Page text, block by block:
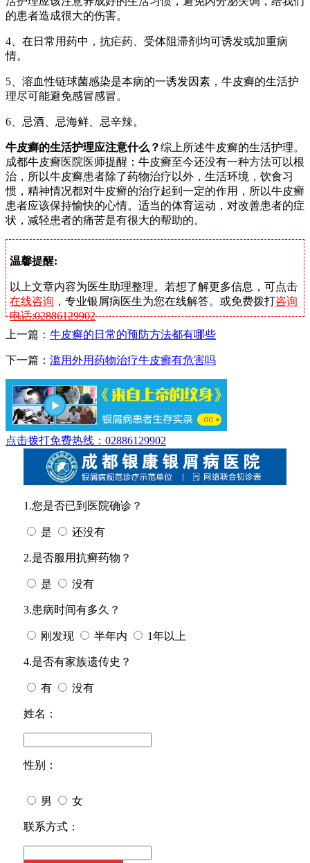
的患者造成很大的伤害。
4、在日常用药中，抗疟药、受体阻滞剂均可诱发或加重病
情。
5、溶血性链球菌感染是本病的一诱发因素，牛皮癣的生活护
理尽可能避免感冒感冒。
6、忌酒、忌海鲜、忌辛辣。
牛皮癣的生活护理应注意什么？综上所述牛皮癣的生活护理。
成都牛皮癣医院医师提醒：牛皮癣至今还没有一种方法可以根
治，所以牛皮癣患者除了药物治疗以外，生活环境，饮食习
惯，精神情况都对牛皮癣的治疗起到一定的作用，所以牛皮癣
患者应该保持愉快的心情。适当的体育运动，对改善患者的症
状，减轻患者的痛苦是有很大的帮助的。
温馨提醒:
以上文章内容为医生助理整理。若想了解更多信息，可点击
在线咨询 ，专业银屑病医生为您在线解答。或免费拨打咨询
电话:02886129902
上一篇： 牛皮癣的日常的预防方法都有哪些
下一篇： 滥用外用药物治疗牛皮癣有危害吗
点击拨打免费热线：02886129902
1.您是否已到医院确诊？
是 还没有
2.是否服用抗癣药物？
是 没有
3.患病时间有多久？
刚发现 半年内 1年以上
4.是否有家族遗传史？
有 没有
姓名：
性别：
男 女
今天日期：
联系方式：